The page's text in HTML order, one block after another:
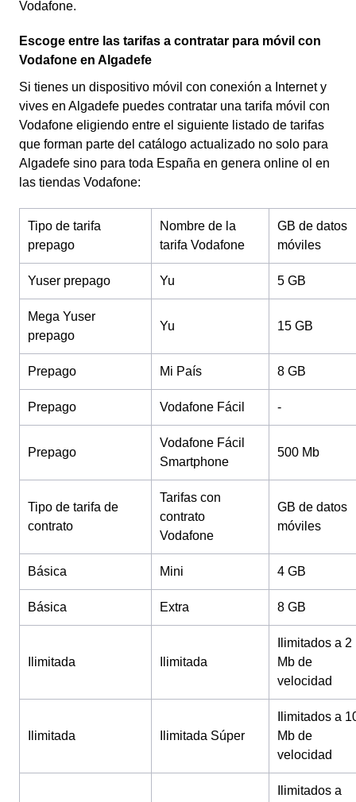
Vodafone.
Escoge entre las tarifas a contratar para móvil con
Vodafone en Algadefe
Si tienes un dispositivo móvil con conexión a Internet y
vives en Algadefe puedes contratar una tarifa móvil con
Vodafone eligiendo entre el siguiente listado de tarifas
que forman parte del catálogo actualizado no solo para
Algadefe sino para toda España en genera online ol en
las tiendas Vodafone:
Tipo de tarifa
prepago
Nombre de la
tarifa Vodafone
GB de datos
móviles
Yuser prepago Yu 5 GB
Mega Yuser
prepago
Yu 15 GB
Prepago Mi País 8 GB
Prepago Vodafone Fácil -
Prepago
Vodafone Fácil
Smartphone
500 Mb
Tipo de tarifa de
contrato
Tarifas con
contrato
Vodafone
GB de datos
móviles
Básica Mini 4 GB
Básica Extra 8 GB
Ilimitada Ilimitada
Ilimitados a 2
Mb de
velocidad
Ilimitada Ilimitada Súper
Ilimitados a
Mb de
velocidad
Ilimitados a